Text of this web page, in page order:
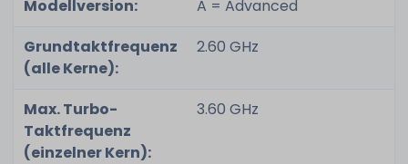
Modellversion:
A = Advanced
Grundtaktfrequenz
(alle Kerne):
2.60 GHz
Max. Turbo-
Taktfrequenz
(einzelner Kern):
3.60 GHz